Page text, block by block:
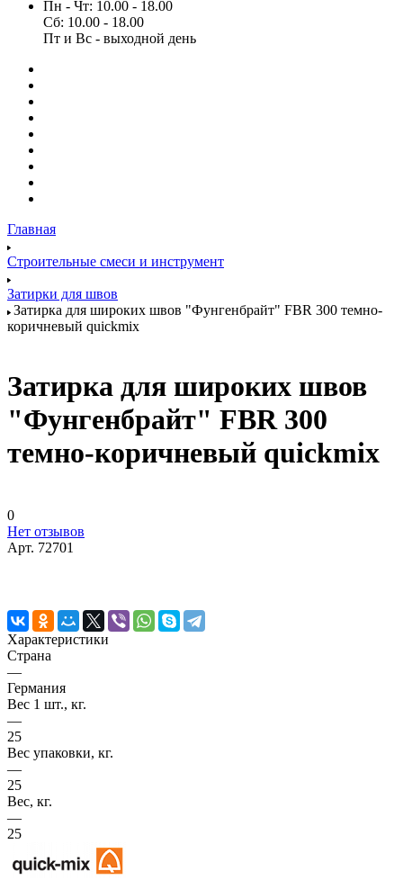
Пн - Чт: 10.00 - 18.00
Сб: 10.00 - 18.00
Пт и Вс - выходной день
Главная
Строительные смеси и инструмент
Затирки для швов
Затирка для широких швов "Фунгенбрайт" FBR 300 темно-
коричневый quickmix
Затирка для широких швов
"Фунгенбрайт" FBR 300
темно-коричневый quickmix
0
Нет отзывов
Арт. 72701
Характеристики
Страна
—
Германия
Вес 1 шт., кг.
—
25
Вес упаковки, кг.
—
25
Вес, кг.
—
25